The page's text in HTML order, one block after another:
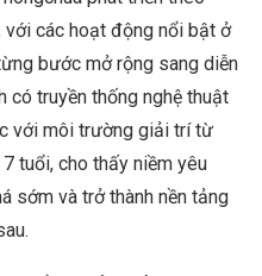
các hoạt động nổi bật ở
bước mở rộng sang diễn
có truyền thống nghệ thuật
với môi trường giải trí từ
tuổi, cho thấy niềm yêu
sớm và trở thành nền tảng